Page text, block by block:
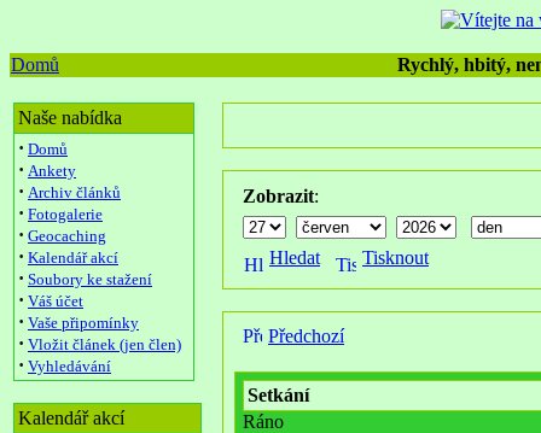
Domů Rychlý, hbitý,
Naše nabídka
· Domů
· Ankety
· Archiv článků
· Fotogalerie
· Geocaching
· Kalendář akcí
· Soubory ke stažení
· Váš účet
· Vaše připomínky
· Vložit článek (jen člen)
· Vyhledávání
Kalendář akcí
Zobrazit:
Hledat Tisknout
Předchozí
Setkání
Ráno